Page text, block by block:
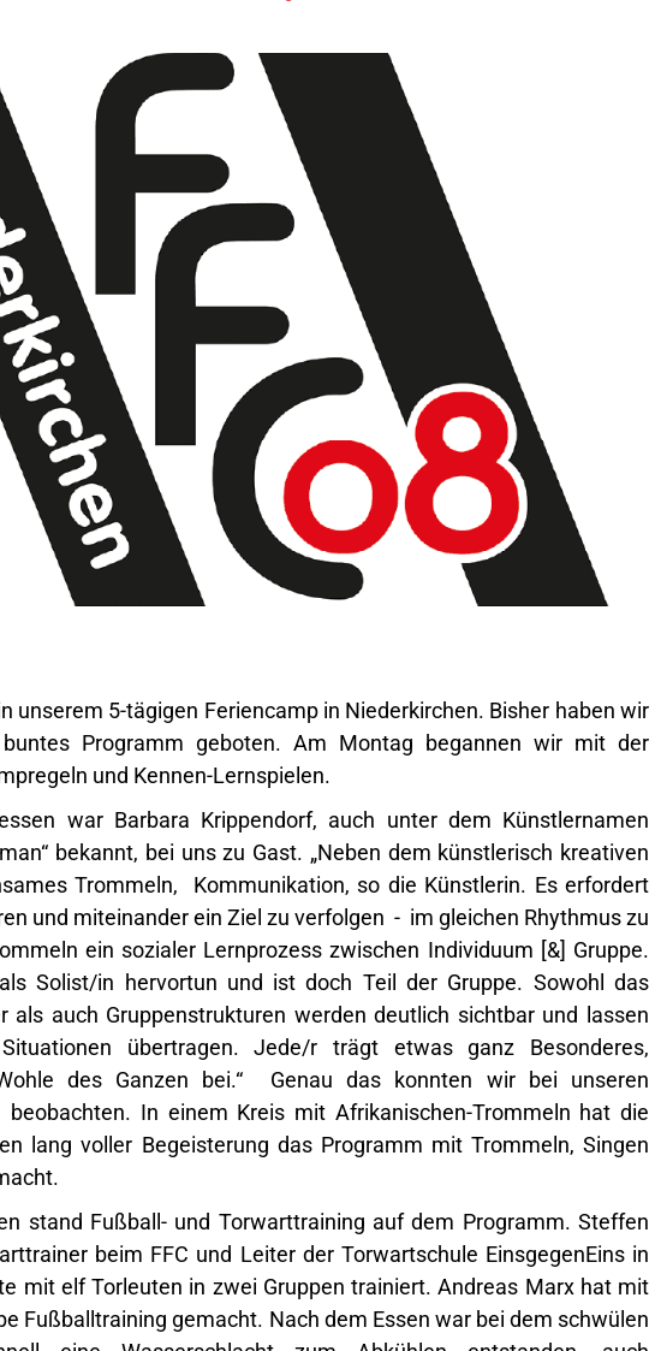
unserem 5-tägigen Feriencamp in Niederkirchen. Bisher haben wir
Programm geboten. Am Montag begannen wir mit der
und Kennen-Lernspielen.
war Barbara Krippendorf, auch unter dem Künstlernamen
bekannt, bei uns zu Gast. „Neben dem künstlerisch kreativen
Trommeln, Kommunikation, so die Künstlerin. Es erfordert
und miteinander ein Ziel zu verfolgen - im gleichen Rhythmus zu
ein sozialer Lernprozess zwischen Individuum [&] Gruppe.
Solist/in hervortun und ist doch Teil der Gruppe. Sowohl das
als auch Gruppenstrukturen werden deutlich sichtbar und lassen
übertragen. Jede/r trägt etwas ganz Besonderes,
des Ganzen bei.“ Genau das konnten wir bei unseren
In einem Kreis mit Afrikanischen-Trommeln hat die
lang voller Begeisterung das Programm mit Trommeln, Singen
stand Fußball- und Torwarttraining auf dem Programm. Steffen
beim FFC und Leiter der Torwartschule EinsgegenEins in
mit elf Torleuten in zwei Gruppen trainiert. Andreas Marx hat mit
Fußballtraining gemacht. Nach dem Essen war bei dem schwülen